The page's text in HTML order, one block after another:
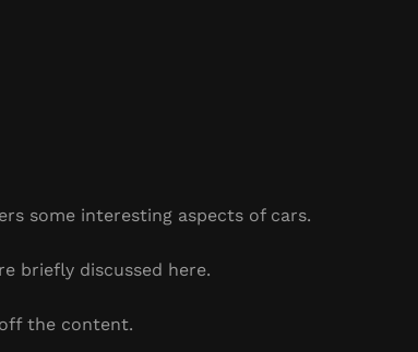
some interesting aspects of cars.
briefly discussed here.
the content.